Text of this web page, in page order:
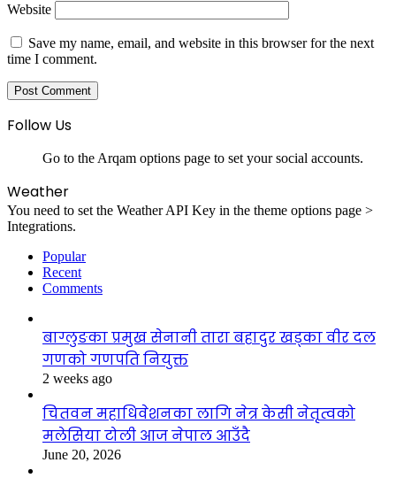
Website
Save my name, email, and website in this browser for the next
time I comment.
Follow Us
Go to the Arqam options page to set your social accounts.
Weather
You need to set the Weather API Key in the theme options page >
Integrations.
Popular
Recent
Comments
बाग्लुङका प्रमुख सेनानी तारा बहादुर खड्का वीर दल
गणको गणपति नियुक्त
2 weeks ago
चितवन महाधिवेशनका लागि नेत्र केसी नेतृत्वको
मलेसिया टोली आज नेपाल आउँदै
June 20, 2026